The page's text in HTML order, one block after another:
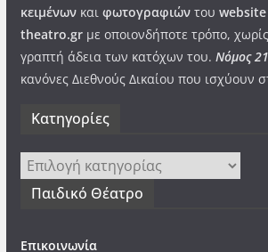
κειμένωνκαι φωτογραφιώντου
theatro.grμε οποιονδήποτε τρόπο,
γραπτή άδεια των κατόχων του. Νόμος
κανόνες Διεθνούς Δικαίου που ισχύουν
Kατηγορίες
Kατηγορίες
Παιδικό Θέατρο
Επικοινωνία